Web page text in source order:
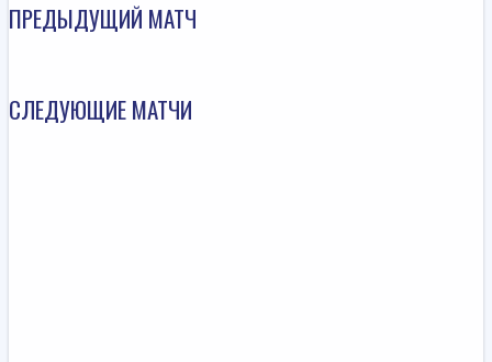
ПРЕДЫДУЩИЙ МАТЧ
СЛЕДУЮЩИЕ МАТЧИ